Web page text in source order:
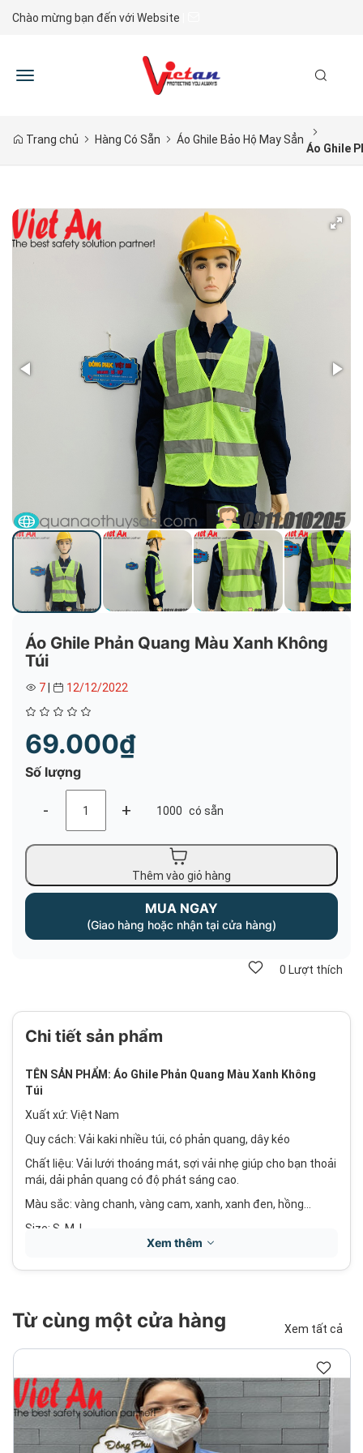
Chào mừng bạn đến với Website
Toggle
Trang chủ Hàng Có Sẵn Áo Ghile Bảo Hộ May Sẳn
Áo Ghile
Áo Ghile Phản Quang Màu Xanh Không
Túi
7 12/12/2022
69.000₫
Số lượng
- + 1000 có sẵn
Thêm vào giỏ hàng
MUA NGAY
(Giao hàng hoặc nhận tại cửa hàng)
0 Lượt thích
Chi tiết sản phẩm
TÊN SẢN PHẨM: Áo Ghile Phản Quang Màu Xanh Không
Túi
Xuất xứ: Việt Nam
Quy cách: Vải kaki nhiều túi, có phản quang, dây kéo
Chất liệu: Vải lưới thoáng mát, sợi vải nhẹ giúp cho bạn thoải
mái, dải phản quang có độ phát sáng cao.
Màu sắc: vàng chanh, vàng cam, xanh, xanh đen, hồng…
Size: S, M, L.
việc liên quan tới cộng đồng như: giao thông, cứu hoả, cứu
Áo bảo hộ có phản quang do công ty Việt An sản xuất với
nhiều mẫu mã khác nhau thể hiện đặc thù từng ngành nghề.
Công ty chúng tôi luôn đáp ứng theo đơn đặt hàng của quý
Xem thêm
Từ cùng một cửa hàng Xem tất cả